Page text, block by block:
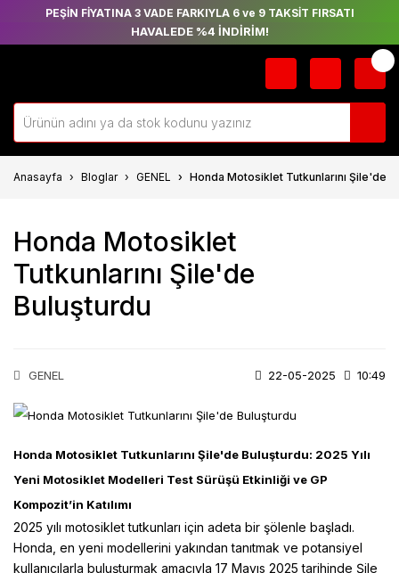
PEŞİN FİYATINA 3 VADE FARKIYLA 6 ve 9 TAKSİT FIRSATI
HAVALEDE %4 İNDİRİM!
Anasayfa Bloglar GENEL Honda Motosiklet Tutkunlarını Şile'de
Honda Motosiklet
Tutkunlarını Şile'de
Buluşturdu
GENEL 22-05-2025 10:49
Honda Motosiklet Tutkunlarını Şile'de Buluşturdu: 2025 Yılı
Yeni Motosiklet Modelleri Test Sürüşü Etkinliği ve GP
Kompozit’in Katılımı
2025 yılı motosiklet tutkunları için adeta bir şölenle başladı.
Honda, en yeni modellerini yakından tanıtmak ve potansiyel
kullanıcılarla buluşturmak amacıyla 17 Mayıs 2025 tarihinde Şile